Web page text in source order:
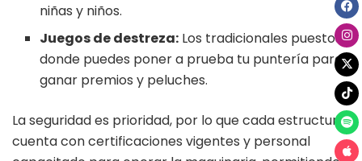
niñas y niños.
Juegos de destreza: Los tradicionales puestos
donde puedes poner a prueba tu puntería para
ganar premios y peluches.
La seguridad es prioridad, por lo que cada estructura
cuenta con certificaciones vigentes y personal